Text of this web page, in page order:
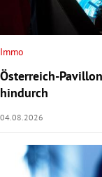
Immo
Österreich-
hindurch
04.08.2026